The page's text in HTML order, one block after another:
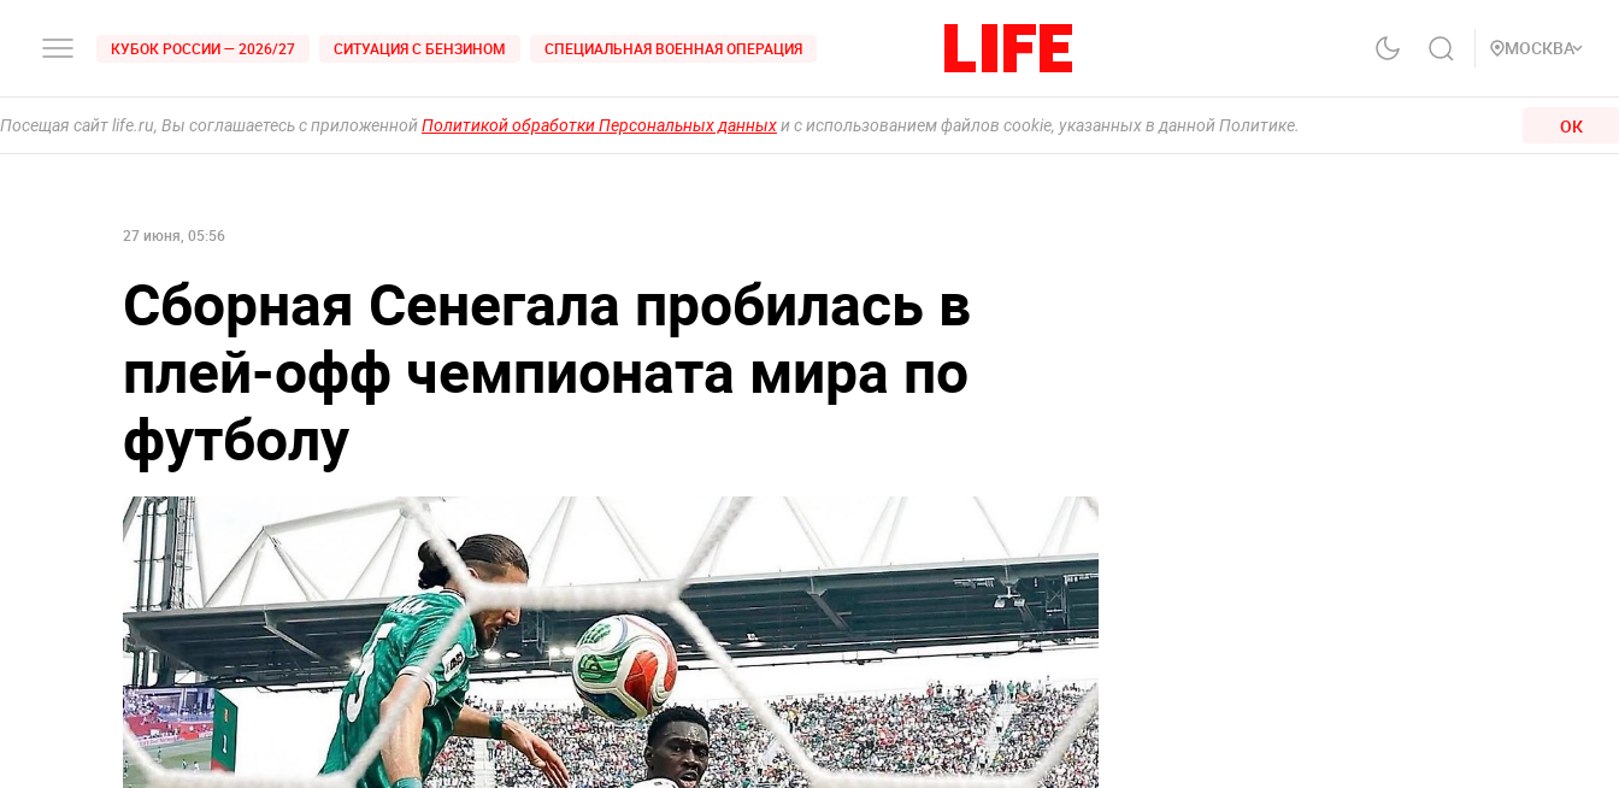
КУБОК РОССИИ — 2026/27 СИТУАЦИЯ С БЕНЗИНОМ СПЕЦИАЛЬНАЯ ВОЕННАЯ ОПЕРАЦИЯ МОСКВА
Посещая сайт life.ru, Вы соглашаетесь с приложеннойПолитикой обработки Персональных данныхи с использованием файлов cookie, указанных в данной Политике. ОК
27 июня, 05:56
Сборная Сенегала пробилась в
плей-офф чемпионата мира по
футболу